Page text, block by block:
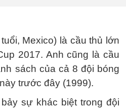
Mexico) là cầu thủ lớn
2017. Anh cũng là cầu
sách của cả 8 đội bóng
trước đây (1999).
sự khác biệt trong đội